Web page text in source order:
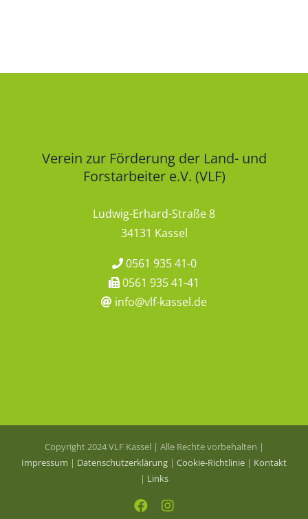
Verein zur Förderung der Land- und
Forstarbeiter e.V. (VLF)
Ludwig-Erhard-Straße 8
34131 Kassel
0561 935 41-0
0561 935 41-41
info@vlf-kassel.de
Copyright 2024 VLF Kassel | Alle Rechte vorbehalten |
Impressum | Datenschutzerklärung | Cookie-Richtlinie | Kontakt
| Links
FacebookInstagram